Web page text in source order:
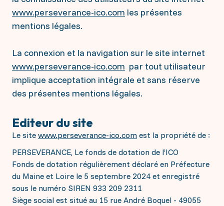
www.perseverance-ico.com les présentes
mentions légales.
La connexion et la navigation sur le site internet
www.perseverance-ico.com par tout utilisateur
implique acceptation intégrale et sans réserve
des présentes mentions légales.
Editeur du site
Le site www.perseverance-ico.com est la propriété de :
PERSEVERANCE, Le fonds de dotation de l’ICO
Fonds de dotation régulièrement déclaré en Préfecture
du Maine et Loire le 5 septembre 2024 et enregistré
sous le numéro SIREN 933 209 2311
Siège social est situé au 15 rue André Boquel - 49055